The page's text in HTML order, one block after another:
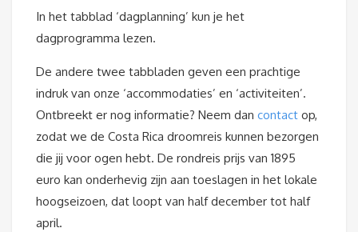
In het tabblad ‘dagplanning’ kun je het
dagprogramma lezen.
De andere twee tabbladen geven een prachtige
indruk van onze ‘accommodaties’ en ‘activiteiten’.
Ontbreekt er nog informatie? Neem dan contact op,
zodat we de Costa Rica droomreis kunnen bezorgen
die jij voor ogen hebt. De rondreis prijs van 1895
euro kan onderhevig zijn aan toeslagen in het lokale
hoogseizoen, dat loopt van half december tot half
april.